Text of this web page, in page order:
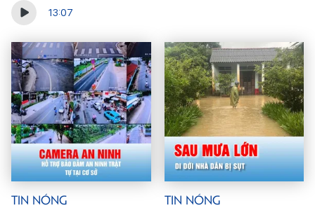
13:07
Tin Nóng Tin Nóng